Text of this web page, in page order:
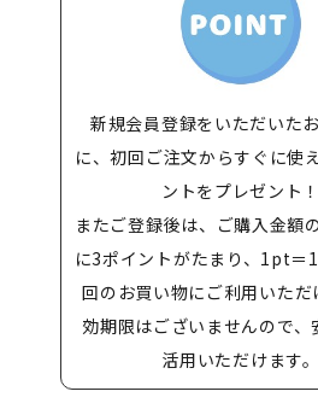
新規会員登録をいただいた
に、初回ご注文からすぐに使
ントをプレゼント！
またご登録後は、ご購入金額
に3ポイントがたまり、1pt＝
回のお買い物にご利用いただ
効期限はございませんので、
活用いただけます。